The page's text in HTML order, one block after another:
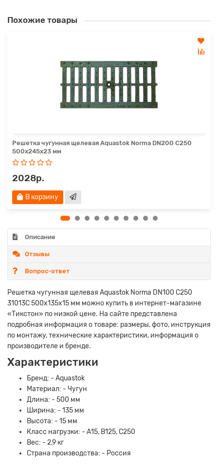
Похожие товары
Решетка чугунная щелевая Aquastok Norma DN200 C250
500х245х23 мм
2028р.
В корзину
Описание
Отзывы
Вопрос-ответ
Решетка чугунная щелевая Aquastok Norma DN100 С250
31013С 500х135х15 мм можно купить в интернет-магазине
«Тикстон» по низкой цене. На сайте представлена
подробная информация о товаре: размеры, фото, инструкция
по монтажу, технические характеристики, информация о
производителе и бренде.
Характеристики
Бренд: - Aquastok
Материал: - Чугун
Длина: - 500 мм
Ширина: - 135 мм
Высота: - 15 мм
Класс нагрузки: - А15, В125, С250
Вес: - 2,9 кг
Страна производства: - Россия